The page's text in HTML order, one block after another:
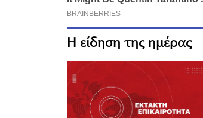
Η είδηση της ημέρας